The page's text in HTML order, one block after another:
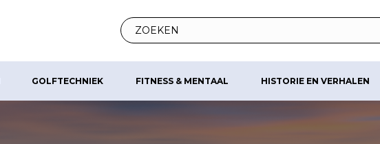
GOLFTECHNIEK FITNESS & MENTAAL HISTORIE EN VERHALEN